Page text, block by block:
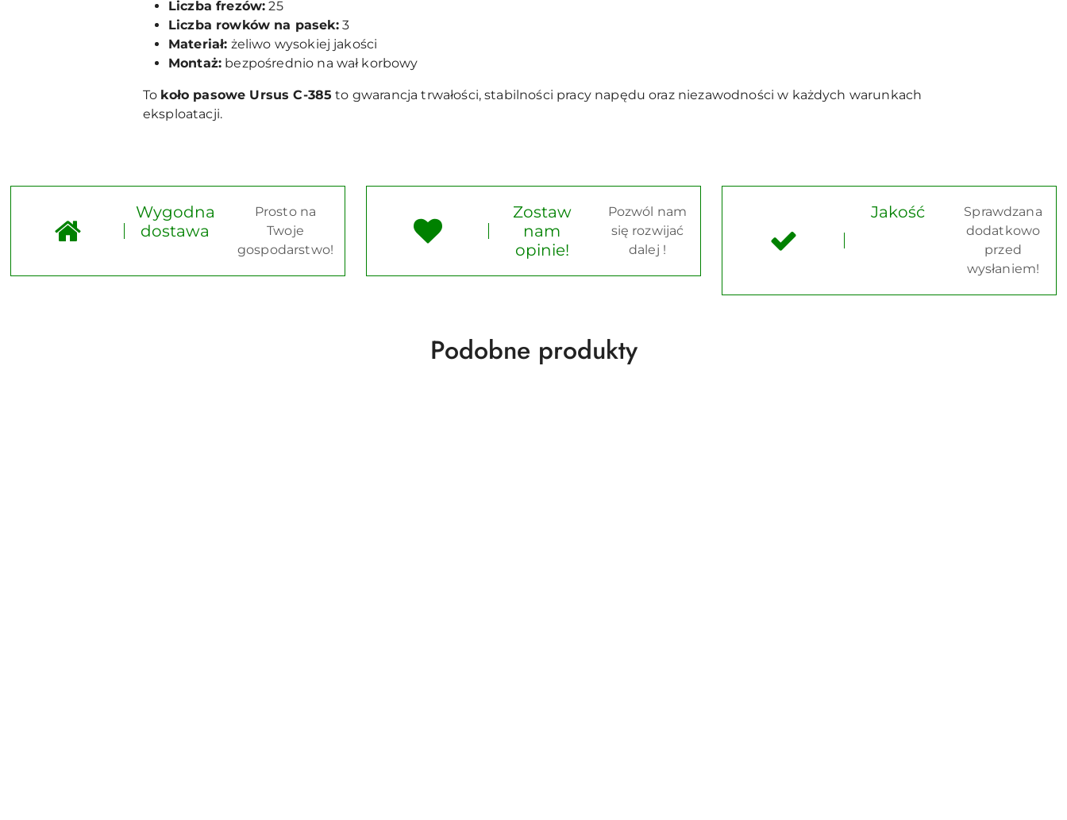
Liczba frezów: 25
Liczba rowków na pasek:3
Materiał: żeliwo wysokiej jakości
Montaż: bezpośrednio na wał korbowy
To koło pasowe Ursus C-385 to gwarancja trwałości, stabilności pracy napędu oraz niezawodności w każdych warunkach
eksploatacji.
Wygodna
dostawa
Prosto na
Twoje
gospodarstwo!
Zostaw
nam
opinie!
Pozwól nam
się rozwijać
dalej !
Jakość
Sprawdzana
dodatkowo
przed
wysłaniem!
Produkty
Podobne produkty